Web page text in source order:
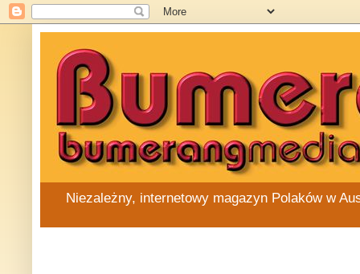
Niezależny, internetowy magazyn Polaków w